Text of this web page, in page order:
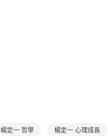
楊定一 哲學 楊定一 心理成長